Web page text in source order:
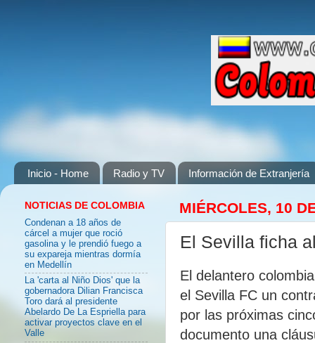
Inicio - Home Radio y TV Información de Extranjería
MIÉRCOLES, 10
El Sevilla ficha
El delantero
el Sevilla FC un
por las próximas
documento una
NOTICIAS DE COLOMBIA
Condenan a 18 años de
cárcel a mujer que roció
gasolina y le prendió fuego a
su expareja mientras dormía
en Medellín
La 'carta al Niño Dios' que la
gobernadora Dilian Francisca
Toro dará al presidente
Abelardo De La Espriella para
activar proyectos clave en el
Valle